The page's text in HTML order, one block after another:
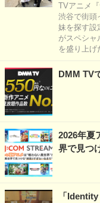
TVアニメ
渋谷で街頭
妹を探す設
がスペシャ
を盛り上げ
DMM TV
2026年夏
界で見つ
「